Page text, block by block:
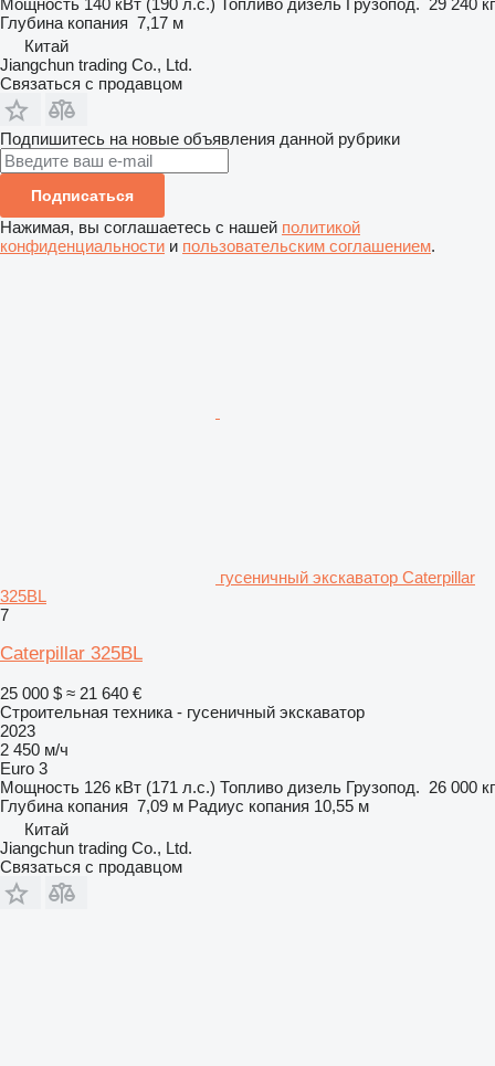
Мощность 140 кВт (190 л.с.) Топливо дизель Грузопод. 29 240 кг
Глубина копания 7,17 м
Китай
Jiangchun trading Co., Ltd.
Связаться с продавцом
Подпишитесь на новые объявления данной рубрики
Подписаться
Нажимая, вы соглашаетесь с нашей политикой
конфиденциальности и пользовательским соглашением.
гусеничный экскаватор Caterpillar
325BL
7
Caterpillar 325BL
25 000 $ ≈ 21 640 €
Строительная техника - гусеничный экскаватор
2023
2 450 м/ч
Euro 3
Мощность 126 кВт (171 л.с.) Топливо дизель Грузопод. 26 000 кг
Глубина копания 7,09 м Радиус копания 10,55 м
Китай
Jiangchun trading Co., Ltd.
Связаться с продавцом